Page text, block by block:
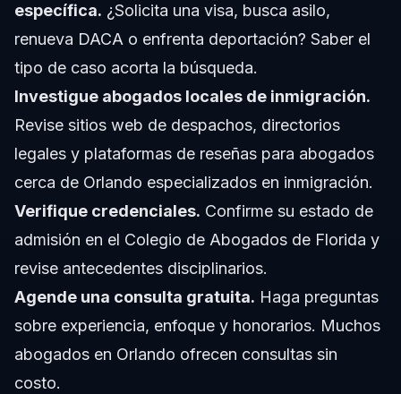
específica. ¿Solicita una visa, busca asilo,
renueva DACA o enfrenta deportación? Saber el
tipo de caso acorta la búsqueda.
Investigue abogados locales de inmigración.
Revise sitios web de despachos, directorios
legales y plataformas de reseñas para abogados
cerca de Orlando especializados en inmigración.
Verifique credenciales. Confirme su estado de
admisión en el Colegio de Abogados de Florida y
revise antecedentes disciplinarios.
Agende una consulta gratuita. Haga preguntas
sobre experiencia, enfoque y honorarios. Muchos
abogados en Orlando ofrecen consultas sin
costo.